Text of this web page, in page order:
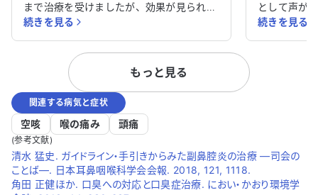
まで治療を受けましたが、効果が見られ
ず、現在は中敷を使用しています。 アレル
ギー性疾患や不整脈、潰瘍性大腸炎などの
病気で治療を受けており、アレルギー性鼻
炎や慢性副鼻腔炎、食物アレルギーもあり
ドバイスをいただけると助かります。特に
右足の痛みについて、効果的な治療法があ
れば教えてください。
続きを見る
として声が
や花粉症の
ません。糖
続きを見る
もっと見る
関連する病気と症状
空咳 喉の痛み 頭痛
(参考文献)
清水 猛史. ガイドライン・手引きからみた副鼻腔炎の治療 ―司会の
ことば―. 日本耳鼻咽喉科学会会報. 2018, 121, 1118.
角田 正健ほか. 口臭への対応と口臭症治療. におい・かおり環境学